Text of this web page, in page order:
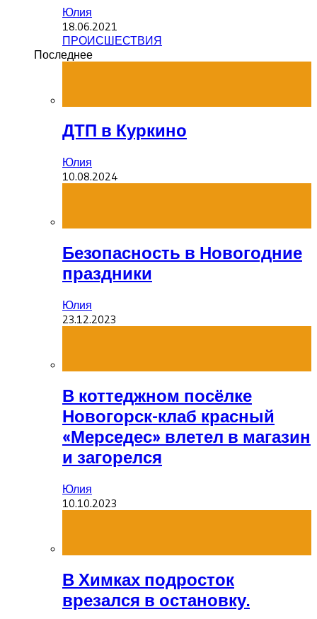
Юлия
18.06.2021
ПРОИСШЕСТВИЯ
Последнее
ДТП в Куркино
Юлия
10.08.2024
Безопасность в Новогодние
праздники
Юлия
23.12.2023
В коттеджном посёлке
Новогорск-клаб красный
«Мерседес» влетел в магазин
и загорелся
Юлия
10.10.2023
В Химках подросток
врезался в остановку.